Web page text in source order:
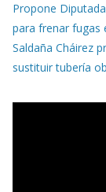
Propone
para frenar fugas
Saldaña Cháirez
sustituir tubería